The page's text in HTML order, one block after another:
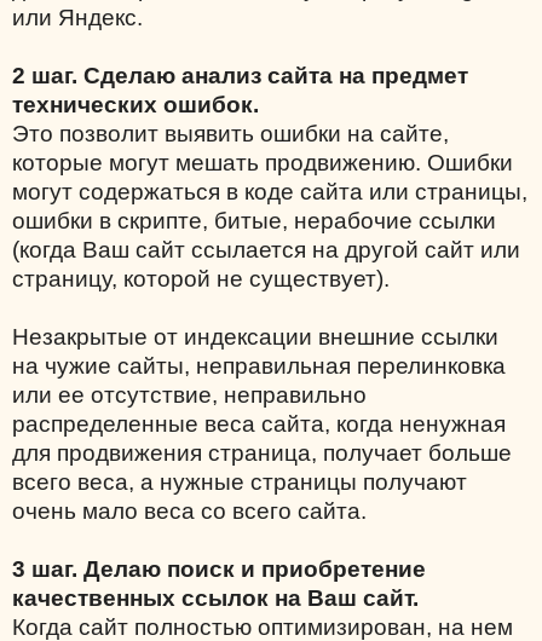
или Яндекс.
2 шаг. Сделаю анализ сайта на предмет
технических ошибок.
Это позволит выявить ошибки на сайте,
которые могут мешать продвижению. Ошибки
могут содержаться в коде сайта или страницы,
ошибки в скрипте, битые, нерабочие ссылки
(когда Ваш сайт ссылается на другой сайт или
страницу, которой не существует).
Незакрытые от индексации внешние ссылки
на чужие сайты, неправильная перелинковка
или ее отсутствие, неправильно
распределенные веса сайта, когда ненужная
для продвижения страница, получает больше
всего веса, а нужные страницы получают
очень мало веса со всего сайта.
3 шаг. Делаю поиск и приобретение
качественных ссылок на Ваш сайт.
Когда сайт полностью оптимизирован, на нем